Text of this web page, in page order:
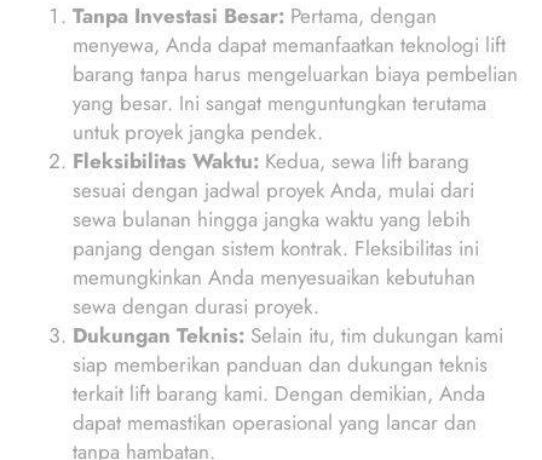
Tanpa Investasi Besar: Pertama, dengan
menyewa, Anda dapat memanfaatkan teknologi lift
barang tanpa harus mengeluarkan biaya pembelian
yang besar. Ini sangat menguntungkan terutama
untuk proyek jangka pendek.
Fleksibilitas Waktu: Kedua, sewa lift barang
sesuai dengan jadwal proyek Anda, mulai dari
sewa bulanan hingga jangka waktu yang lebih
panjang dengan sistem kontrak. Fleksibilitas ini
memungkinkan Anda menyesuaikan kebutuhan
sewa dengan durasi proyek.
Dukungan Teknis: Selain itu, tim dukungan kami
siap memberikan panduan dan dukungan teknis
terkait lift barang kami. Dengan demikian, Anda
dapat memastikan operasional yang lancar dan
tanpa hambatan.